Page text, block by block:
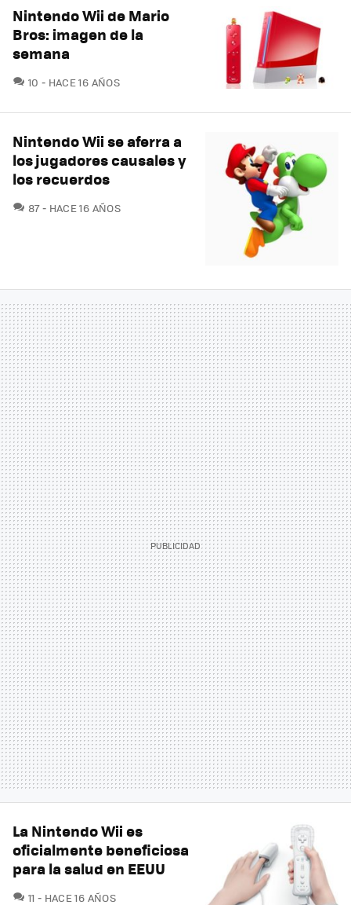
Nintendo Wii de Mario
Bros: imagen de la
semana
10 COMENTARIOS
HACE 16 AÑOS
Nintendo Wii se aferra a
los jugadores causales y
los recuerdos
87COMENTARIOS
HACE 16 AÑOS
La Nintendo Wii es
oficialmente beneficiosa
para la salud en EEUU
11 COMENTARIOS
HACE 16 AÑOS